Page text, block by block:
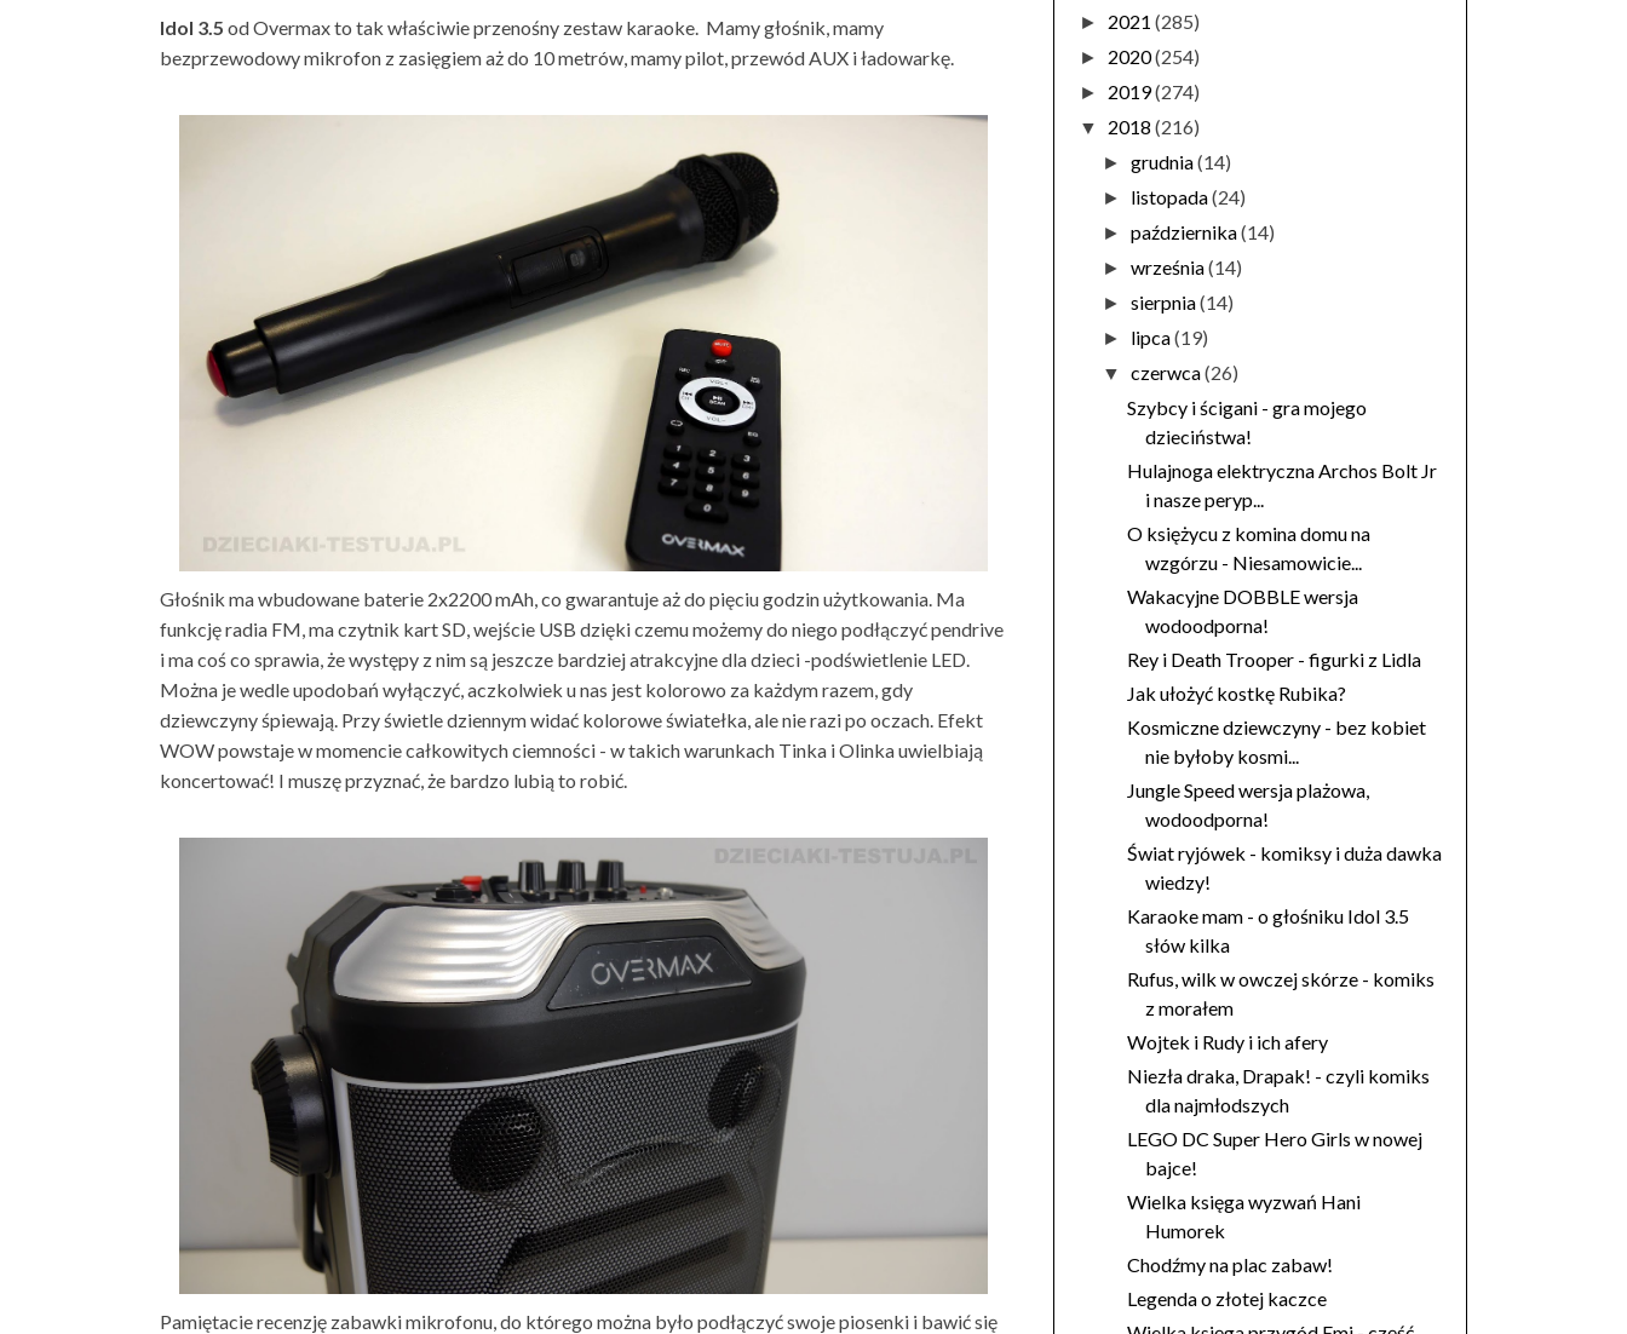
Idol 3.5 od Overmax to tak właściwie przenośny zestaw karaoke. Mamy głośnik, mamy
bezprzewodowy mikrofon z zasięgiem aż do 10 metrów, mamy pilot, przewód AUX i ładowarkę.
Głośnik ma wbudowane baterie 2x2200 mAh, co gwarantuje aż do pięciu godzin użytkowania. Ma
funkcję radia FM, ma czytnik kart SD, wejście USB dzięki czemu możemy do niego podłączyć pendrive
i ma coś co sprawia, że występy z nim są jeszcze bardziej atrakcyjne dla dzieci -podświetlenie LED.
Można je wedle upodobań wyłączyć, aczkolwiek u nas jest kolorowo za każdym razem, gdy
dziewczyny śpiewają. Przy świetle dziennym widać kolorowe światełka, ale nie razi po oczach. Efekt
WOW powstaje w momencie całkowitych ciemności - w takich warunkach Tinka i Olinka uwielbiają
koncertować! I muszę przyznać, że bardzo lubią to robić.
Pamiętacie recenzję zabawki mikrofonu, do którego można było podłączyć swoje piosenki i bawić się
► 2021 (285)
► 2020(254)
► 2019(274)
▼ 2018 (216)
►grudnia(14)
► listopada(24)
►października(14)
►września(14)
►sierpnia(14)
► lipca(19)
▼czerwca(26)
Szybcy i ścigani - gra mojego
dzieciństwa!
Hulajnoga elektryczna Archos Bolt Jr
i nasze peryp...
O księżycu z komina domu na
wzgórzu - Niesamowicie...
Wakacyjne DOBBLE wersja
wodoodporna!
Rey i Death Trooper - figurki z Lidla
Jak ułożyć kostkę Rubika?
Kosmiczne dziewczyny - bez kobiet
nie byłoby kosmi...
Jungle Speed wersja plażowa,
wodoodporna!
Świat ryjówek - komiksy i duża dawka
wiedzy!
Karaoke mam - o głośniku Idol 3.5
słów kilka
Rufus, wilk w owczej skórze - komiks
z morałem
Wojtek i Rudy i ich afery
Niezła draka, Drapak! - czyli komiks
dla najmłodszych
LEGO DC Super Hero Girls w nowej
bajce!
Wielka księga wyzwań Hani
Humorek
Chodźmy na plac zabaw!
Legenda o złotej kaczce